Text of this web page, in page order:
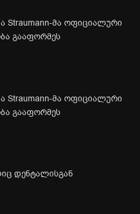
Straumann-მა ოფიციალური
გააფორმეს
Straumann-მა ოფიციალური
გააფორმეს
დენტალისგან